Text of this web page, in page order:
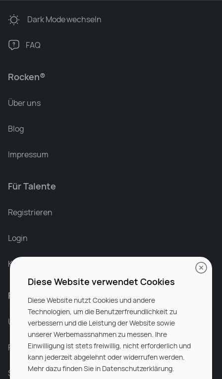
Rocken®
Über uns
Blog
Impressum
Für Talente
Registrieren
Login
Karriere bei Rocken
Für Unternehmen
Unsere Dienstleistungen
Partnerunternehmen
Sitemap
Dark Modewechseln
FAQ
Diese Website verwendet Cookies
Diese Website nutzt Cookies und andere
Technologien, um die Benutzerfreundlichkeit zu
verbessern und die Leistung der Website sowie
unserer Werbemassnahmen zu messen. Ihre
Einwilligung ist stets freiwillig, nicht erforderlich und
kann jederzeit abgelehnt oder widerrufen werden.
Mehr dazu finden Sie in Datenschutzerklärung.